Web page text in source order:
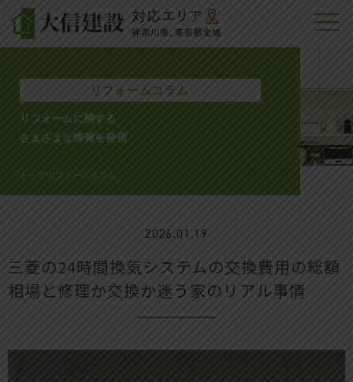
リフォームコラム
リフォームに関する
さまざまな情報を発信
トップ >リフォームコラム
2026.01.19
三菱の24時間換気システムの交換費用の総額
相場と修理か交換か迷う家のリアル事情